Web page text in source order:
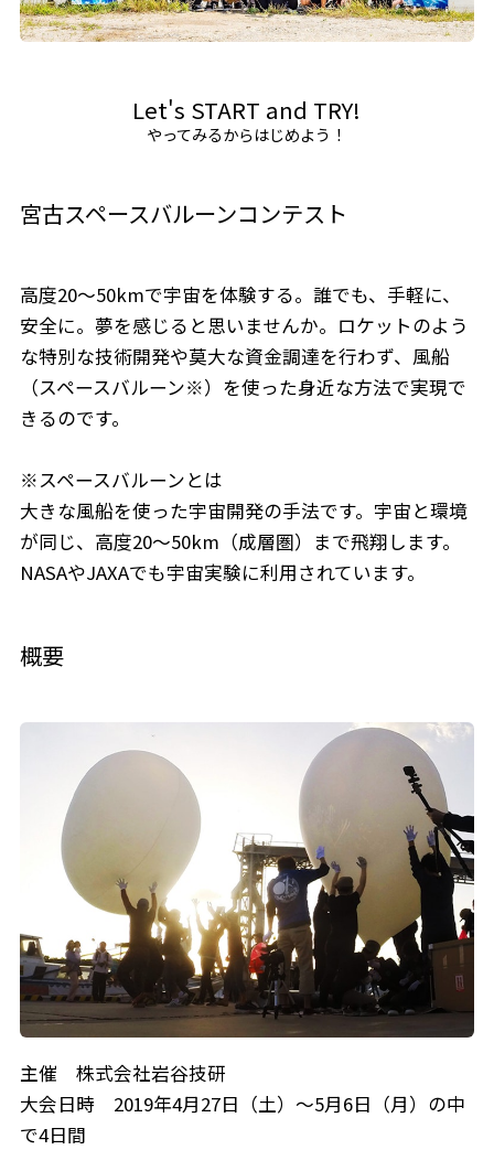
Let's START and TRY!
やってみるからはじめよう！
宮古スペースバルーンコンテスト
高度20～50kmで宇宙を体験する。誰でも、手軽に、
安全に。夢を感じると思いませんか。ロケットのよう
な特別な技術開発や莫大な資金調達を行わず、風船
（スペースバルーン※）を使った身近な方法で実現で
きるのです。
※スペースバルーンとは
大きな風船を使った宇宙開発の手法です。宇宙と環境
が同じ、高度20～50km（成層圏）まで飛翔します。
NASAやJAXAでも宇宙実験に利用されています。
概要
主催 株式会社岩谷技研
大会日時 2019年4月27日（土）～5月6日（月）の中
で4日間